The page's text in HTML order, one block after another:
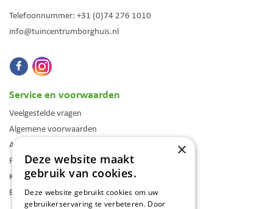
Telefoonnummer: +31 (0)74 276 1010
info@tuincentrumborghuis.nl
Service en voorwaarden
Veelgestelde vragen
Algemene voorwaarden
Assortiment
Folder
Klantenkaart
Blog
×
Deze website maakt
gebruik van cookies.
Deze website gebruikt cookies om uw
gebruikerservaring te verbeteren. Door